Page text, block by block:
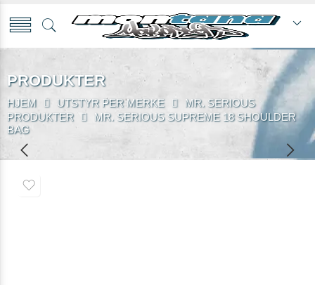
PRODUKTER
HJEM UTSTYR PER MERKE
MR. SERIOUS
PRODUKTER
MR. SERIOUS SUPREME 18 SHOULDER
BAG